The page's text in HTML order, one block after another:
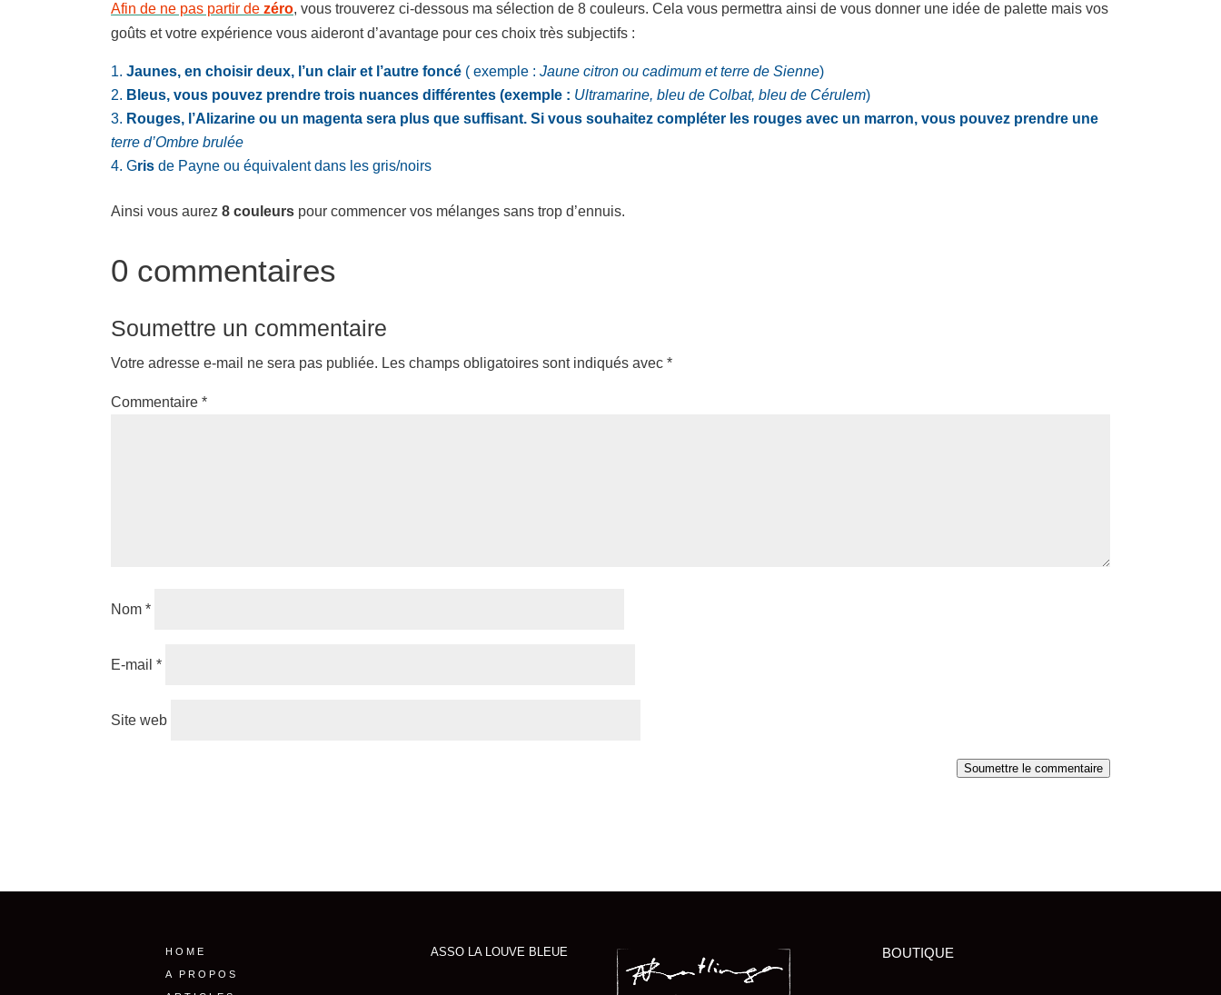
Afin de ne pas partir de zéro, vous trouverez ci-dessous ma sélection de 8 couleurs. Cela vous permettra ainsi de vous donner une idée de palette mais vos
goûts et votre expérience vous aideront d’avantage pour ces choix très subjectifs :
Jaunes, en choisir deux, l’un clair et l’autre foncé ( exemple : Jaune citron ou cadimum et terre de Sienne)
Bleus, vous pouvez prendre trois nuances différentes (exemple : Ultramarine, bleu de Colbat, bleu de Cérulem)
Rouges, l’Alizarine ou un magenta sera plus que suffisant. Si vous souhaitez compléter les rouges avec un marron, vous pouvez prendre une
terre d’Ombre brulée
Gris de Payne ou équivalent dans les gris/noirs
Ainsi vous aurez 8 couleurs pour commencer vos mélanges sans trop d’ennuis.
0 commentaires
Soumettre un commentaire
Votre adresse e-mail ne sera pas publiée. Les champs obligatoires sont indiqués avec *
Commentaire *
Nom *
E-mail *
Site web
Soumettre le commentaire
HOME
A PROPOS
ASSO LA LOUVE BLEUE BOUTIQUE